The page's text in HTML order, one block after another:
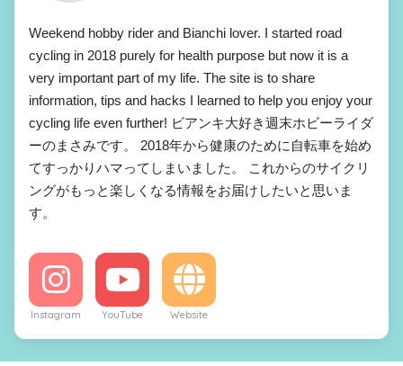
Weekend hobby rider and Bianchi lover. I started road
cycling in 2018 purely for health purpose but now it is a
very important part of my life. The site is to share
information, tips and hacks I learned to help you enjoy your
cycling life even further! ビアンキ大好き週末ホビーライダ
ーのまさみです。 2018年から健康のために自転車を始め
てすっかりハマってしまいました。 これからのサイクリ
ングがもっと楽しくなる情報をお届けしたいと思いま
す。
Instagram YouTube Website